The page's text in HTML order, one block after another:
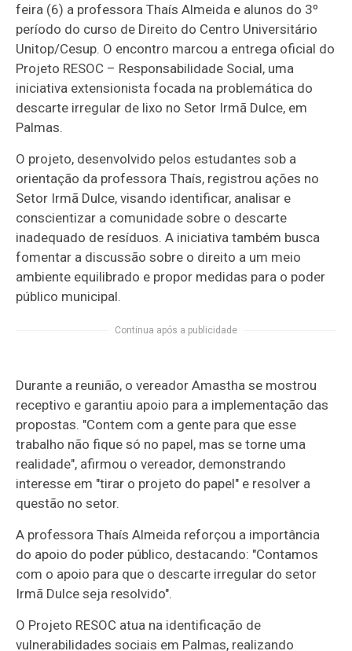
feira (6) a professora Thaís Almeida e alunos do 3º
período do curso de Direito do Centro Universitário
Unitop/Cesup. O encontro marcou a entrega oficial do
Projeto RESOC – Responsabilidade Social, uma
iniciativa extensionista focada na problemática do
descarte irregular de lixo no Setor Irmã Dulce, em
Palmas.
O projeto, desenvolvido pelos estudantes sob a
orientação da professora Thaís, registrou ações no
Setor Irmã Dulce, visando identificar, analisar e
conscientizar a comunidade sobre o descarte
inadequado de resíduos. A iniciativa também busca
fomentar a discussão sobre o direito a um meio
ambiente equilibrado e propor medidas para o poder
público municipal.
Continua após a publicidade
Durante a reunião, o vereador Amastha se mostrou
receptivo e garantiu apoio para a implementação das
propostas. "Contem com a gente para que esse
trabalho não fique só no papel, mas se torne uma
realidade", afirmou o vereador, demonstrando
interesse em "tirar o projeto do papel" e resolver a
questão no setor.
A professora Thaís Almeida reforçou a importância
do apoio do poder público, destacando: "Contamos
com o apoio para que o descarte irregular do setor
Irmã Dulce seja resolvido".
O Projeto RESOC atua na identificação de
vulnerabilidades sociais em Palmas, realizando